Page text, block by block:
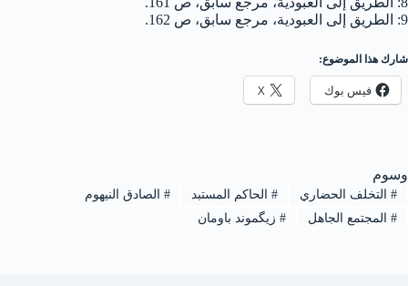
9: الطريق إلى العبودية، مرجع سابق، ص 162.
شارك هذا الموضوع:
فيس بوك X
وسوم
#التخلف الحضاري #الحاكم المستبد # الصادق النيهوم
#المجتمع الجاهل #زيگموند باومان